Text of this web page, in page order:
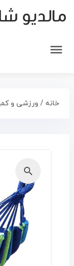
خانه / ورزشی و